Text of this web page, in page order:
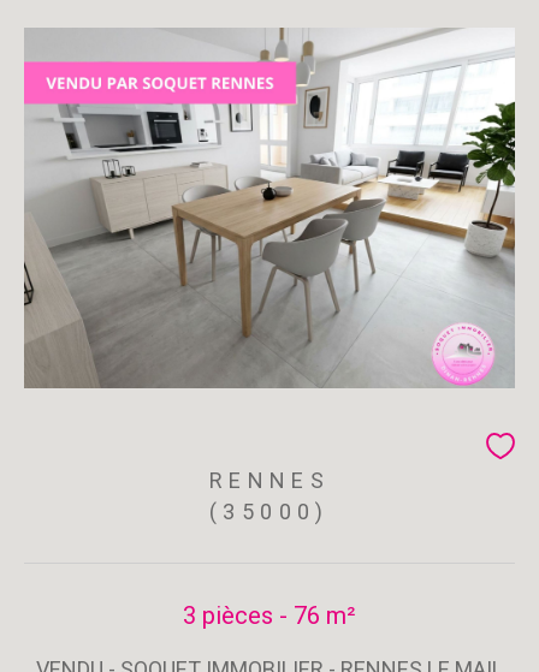
RENNES
(35000)
3 pièces - 76 m²